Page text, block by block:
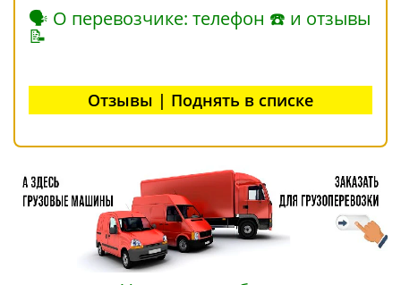
🗣 О перевозчике: телефон ☎ и отзывы
📝
Отзывы | Поднять в списке